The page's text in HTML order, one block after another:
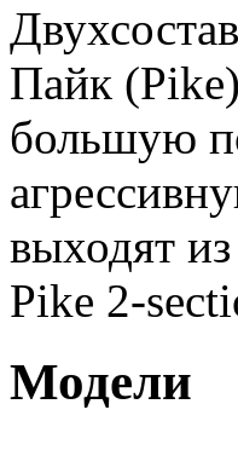
Пайк
большую
выходят
Pike 2-
Модели